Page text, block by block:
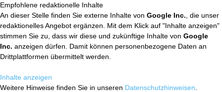
Empfohlene redaktionelle Inhalte
An dieser Stelle finden Sie externe Inhalte von Google Inc. , die unser
redaktionelles Angebot ergänzen. Mit dem Klick auf "Inhalte anzeigen"
stimmen Sie zu, dass wir diese und zukünftige Inhalte von Google
Inc. anzeigen dürfen. Damit können personenbezogene Daten an
Drittplattformen übermittelt werden.
Inhalte anzeigen
Weitere Hinweise finden Sie in unseren Datenschutzhinweisen